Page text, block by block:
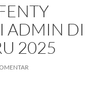
ADMIN DI
2025